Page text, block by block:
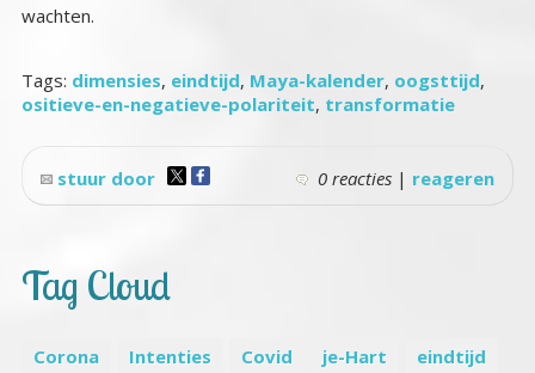
wachten.
Tags: dimensies, eindtijd, Maya-kalender, oogsttijd,
ositieve-en-negatieve-polariteit, transformatie
0 reacties | reageren
stuur door
Tag Cloud
Corona Intenties Covid je-Hart
eindtijd